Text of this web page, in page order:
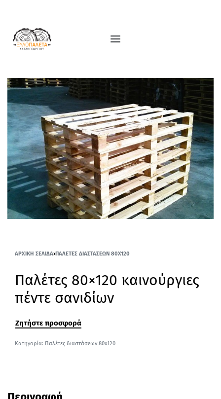
ΑΡΧΙΚΉ ΣΕΛΊΔΑ›ΠΑΛΈΤΕΣ ΔΙΑΣΤΆΣΕΩΝ 80X120
Παλέτες 80×120 καινούργιες
πέντε σανιδίων
Ζητήστε προσφορά
Κατηγορία: Παλέτες διαστάσεων 80x120